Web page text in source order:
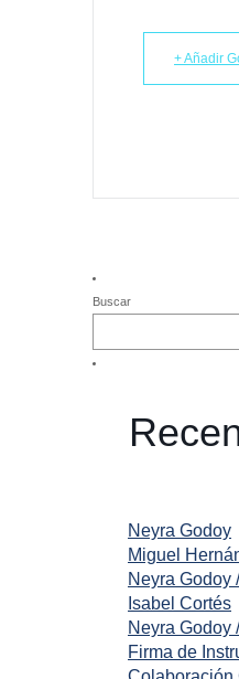
+ Añadir
Buscar
Neyra Godoy
Miguel
Neyra Godoy
Isabel Cortés
Neyra Godoy
Firma de